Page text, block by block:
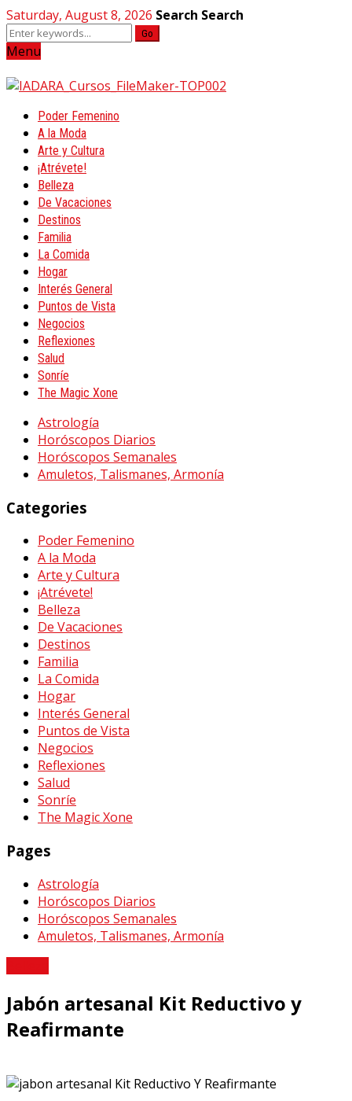
Saturday, August 8, 2026 Search Search
Go
Menu
Poder Femenino
A la Moda
Arte y Cultura
¡Atrévete!
Belleza
De Vacaciones
Destinos
Familia
La Comida
Hogar
Interés General
Puntos de Vista
Negocios
Reflexiones
Salud
Sonríe
The Magic Xone
Astrología
Horóscopos Diarios
Horóscopos Semanales
Amuletos, Talismanes, Armonía
Categories
Poder Femenino
A la Moda
Arte y Cultura
¡Atrévete!
Belleza
De Vacaciones
Destinos
Familia
La Comida
Hogar
Interés General
Puntos de Vista
Negocios
Reflexiones
Salud
Sonríe
The Magic Xone
Pages
Astrología
Horóscopos Diarios
Horóscopos Semanales
Amuletos, Talismanes, Armonía
Jabón artesanal Kit Reductivo y
Reafirmante